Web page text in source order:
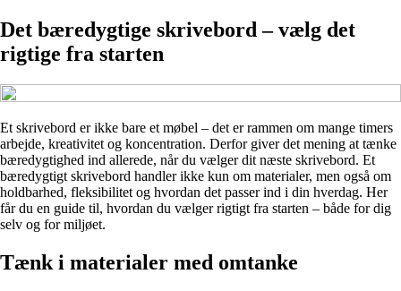
Det bæredygtige skrivebord – vælg det
rigtige fra starten
Et skrivebord er ikke bare et møbel – det er rammen om mange timers
arbejde, kreativitet og koncentration. Derfor giver det mening at tænke
bæredygtighed ind allerede, når du vælger dit næste skrivebord. Et
bæredygtigt skrivebord handler ikke kun om materialer, men også om
holdbarhed, fleksibilitet og hvordan det passer ind i din hverdag. Her
får du en guide til, hvordan du vælger rigtigt fra starten – både for dig
selv og for miljøet.
Tænk i materialer med omtanke